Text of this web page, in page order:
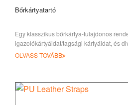
Bőrkártyatartó
Egy klasszikus bőrkártya-tulajdonos
igazolókártyáidat/tagsági kártyáidat, és
OLVASS TOVÁBB